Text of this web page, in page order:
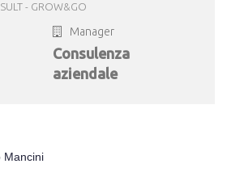
- GROW&GO
Manager
Consulenza
aziendale
Mancini